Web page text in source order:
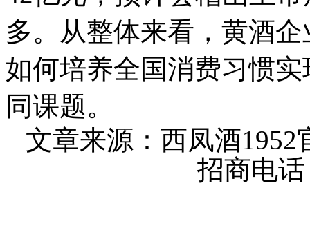
多。从整体来看，黄酒
如何培养全国消费习惯
同课题。
文章来源：西凤酒
招商电话